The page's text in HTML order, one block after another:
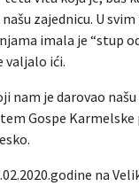
zajednicu. U
imala je “stup
valjalo ići.
nam je darovao
Gospe Karmelske
na